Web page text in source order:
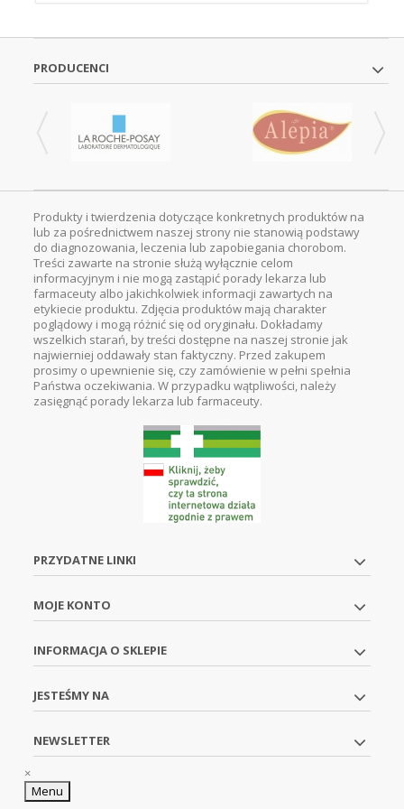
PRODUCENCI
Produkty i twierdzenia dotyczące konkretnych produktów na
lub za pośrednictwem naszej strony nie stanowią podstawy
do diagnozowania, leczenia lub zapobiegania chorobom.
Treści zawarte na stronie służą wyłącznie celom
informacyjnym i nie mogą zastąpić porady lekarza lub
farmaceuty albo jakichkolwiek informacji zawartych na
etykiecie produktu. Zdjęcia produktów mają charakter
poglądowy i mogą różnić się od oryginału. Dokładamy
wszelkich starań, by treści dostępne na naszej stronie jak
najwierniej oddawały stan faktyczny. Przed zakupem
prosimy o upewnienie się, czy zamówienie w pełni spełnia
Państwa oczekiwania. W przypadku wątpliwości, należy
zasięgnąć porady lekarza lub farmaceuty.
PRZYDATNE LINKI
MOJE KONTO
INFORMACJA O SKLEPIE
JESTEŚMY NA
NEWSLETTER
×
Menu